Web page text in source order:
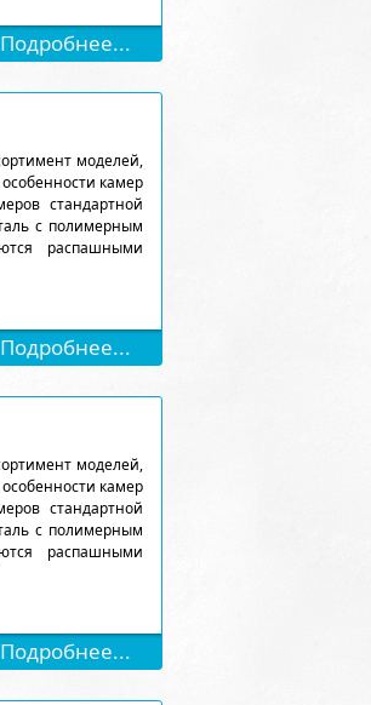
Подробнее...
моделей,
камер
стандартной
с полимерным
распашными
Подробнее...
моделей,
камер
стандартной
с полимерным
распашными
Подробнее...